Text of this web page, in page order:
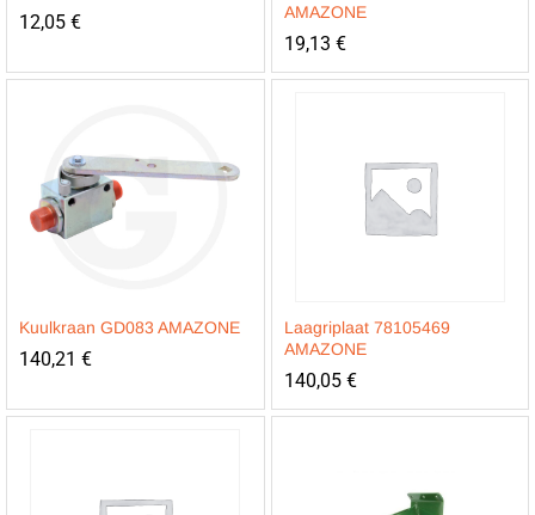
12,05 € AMAZONE
19,13 €
Kuulkraan GD083 AMAZONE
140,21 €
Laagriplaat 78105469
AMAZONE
140,05 €